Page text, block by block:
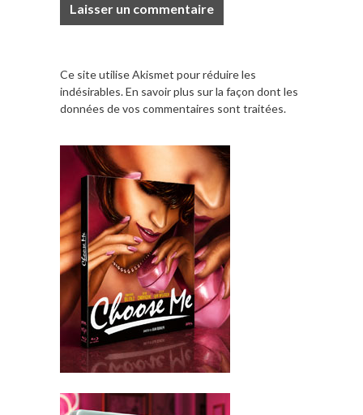
Ce site utilise Akismet pour réduire les
indésirables.En savoir plus sur la façon dont les
données de vos commentaires sont traitées.